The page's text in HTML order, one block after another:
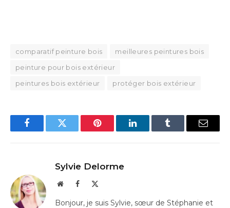
comparatif peinture bois
meilleures peintures bois
peinture pour bois extérieur
peintures bois extérieur
protéger bois extérieur
FacebookTwitter Pinterest LinkedInTumblr Email
Sylvie Delorme
WebsiteFacebook
Bonjour, je suis Sylvie, sœur de Stéphanie et